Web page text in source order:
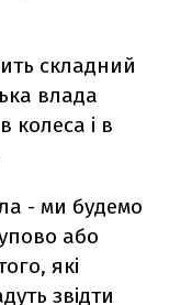
складний
влада
колеса і в
- ми будемо
або
які
звідти